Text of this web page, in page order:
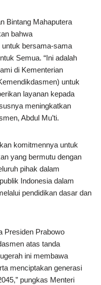
Bintang Mahaputera
bahwa
untuk bersama-sama
Semua. “Ini adalah
di Kementerian
untuk
layanan kepada
meningkatkan
Abdul Mu’ti.
komitmennya untuk
yang bermutu dengan
pihak dalam
Indonesia dalam
pendidikan dasar dan
Presiden Prabowo
atas tanda
ini membawa
menciptakan generasi
pungkas Menteri